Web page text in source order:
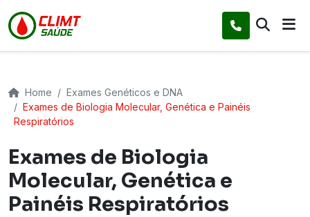
Home
Exames Genéticos e DNA
Exames de Biologia Molecular, Genética e Painéis
Respiratórios
Exames de Biologia
Molecular, Genética e
Painéis Respiratórios